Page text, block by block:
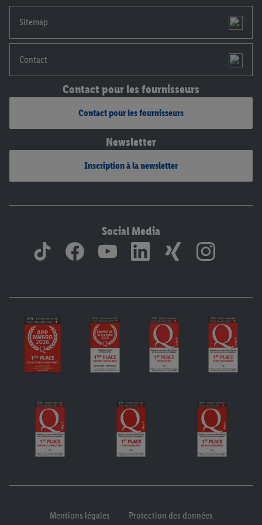
Sitemap
Contact
Contact pour les fournisseurs
Contact pour les fournisseurs
Newsletter
Inscription à la newsletter
Social Media
Mentions légales Protection des données
mentions légales, c’est ici.